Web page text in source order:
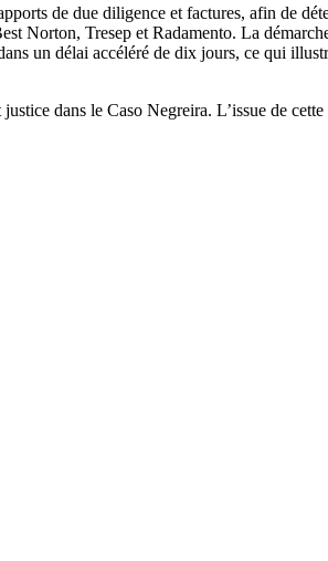
de due diligence et factures, afin de
Norton, Tresep et Radamento. La
un délai accéléré de dix jours, ce qui
dans le Caso Negreira. L’issue de